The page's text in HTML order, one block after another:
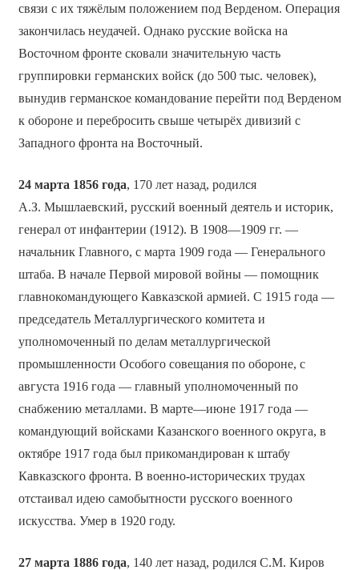
связи с их тяжёлым положением под Верденом. Операция
закончилась неудачей. Однако русские войска на
Восточном фронте сковали значительную часть
группировки германских войск (до 500 тыс. человек),
вынудив германское командование перейти под Верденом
к обороне и перебросить свыше четырёх дивизий с
Западного фронта на Восточный.
24 марта 1856 года, 170 лет назад, родился
А.З. Мышлаевский, русский военный деятель и историк,
генерал от инфантерии (1912). В 1908—1909 гг. —
начальник Главного, с марта 1909 года — Генерального
штаба. В начале Первой мировой войны — помощник
главнокомандующего Кавказской армией. С 1915 года —
председатель Металлургического комитета и
уполномоченный по делам металлургической
промышленности Особого совещания по обороне, с
августа 1916 года — главный уполномоченный по
снабжению металлами. В марте—июне 1917 года —
командующий войсками Казанского военного округа, в
октябре 1917 года был прикомандирован к штабу
Кавказского фронта. В военно-исторических трудах
отстаивал идею самобытности русского военного
искусства. Умер в 1920 году.
27 марта 1886 года, 140 лет назад, родился С.М. Киров